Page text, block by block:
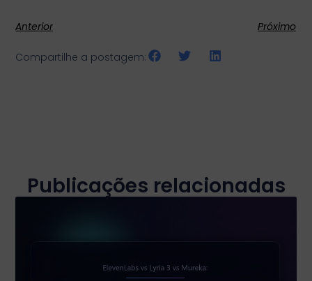
Anterior Próximo
Compartilhe a postagem:
Publicações relacionadas